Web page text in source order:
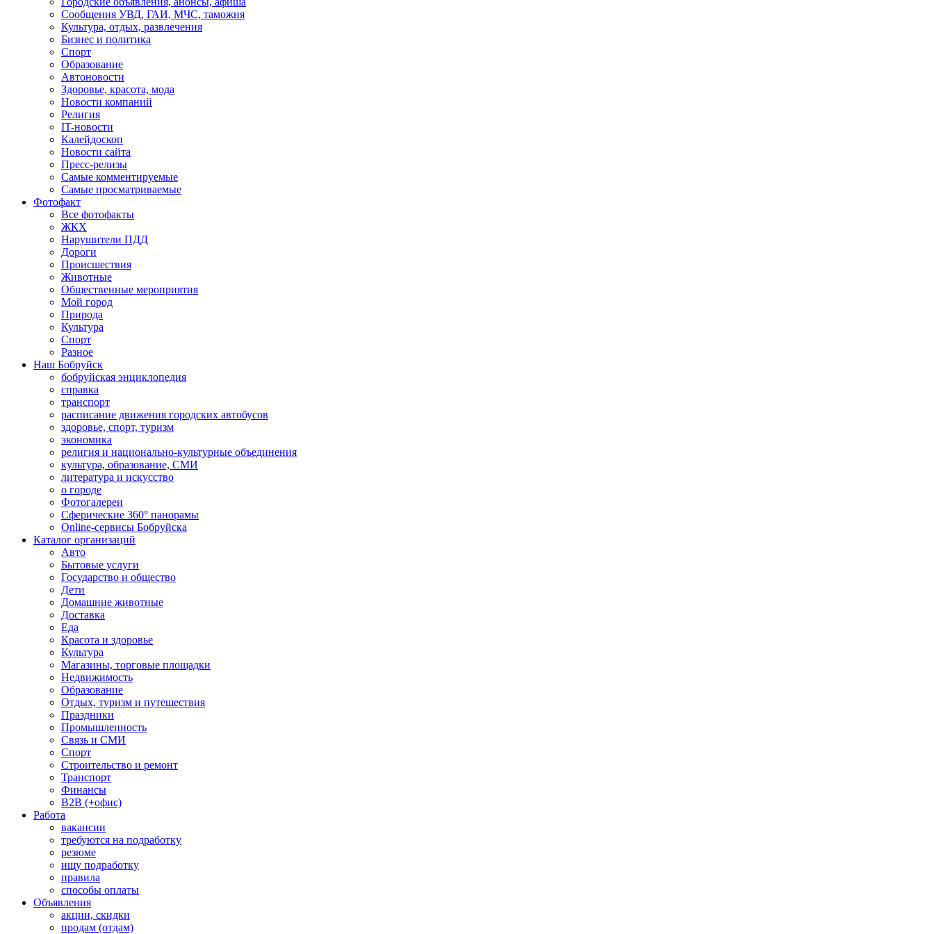
Сообщения УВД, ГАИ, МЧС, таможня
Культура, отдых, развлечения
Бизнес и политика
Спорт
Образование
Автоновости
Здоровье, красота, мода
Новости компаний
Религия
IT-новости
Калейдоскоп
Новости сайта
Пресс-релизы
Самые комментируемые
Самые просматриваемые
Фотофакт
Все фотофакты
ЖКХ
Нарушители ПДД
Дороги
Происшествия
Животные
Общественные мероприятия
Мой город
Природа
Культура
Спорт
Разное
Наш Бобруйск
бобруйская энциклопедия
справка
транспорт
расписание движения городских автобусов
здоровье, спорт, туризм
экономика
религия и национально-культурные объединения
культура, образование, СМИ
литература и искусство
о городе
Фотогалереи
Сферические 360° панорамы
Online-сервисы Бобруйска
Каталог организаций
Авто
Бытовые услуги
Государство и общество
Дети
Домашние животные
Доставка
Еда
Красота и здоровье
Культура
Магазины, торговые площадки
Недвижимость
Образование
Отдых, туризм и путешествия
Праздники
Промышленность
Связь и СМИ
Спорт
Строительство и ремонт
Транспорт
Финансы
B2B (+офис)
Работа
вакансии
требуются на подработку
резюме
ищу подработку
правила
способы оплаты
Объявления
акции, скидки
продам (отдам)